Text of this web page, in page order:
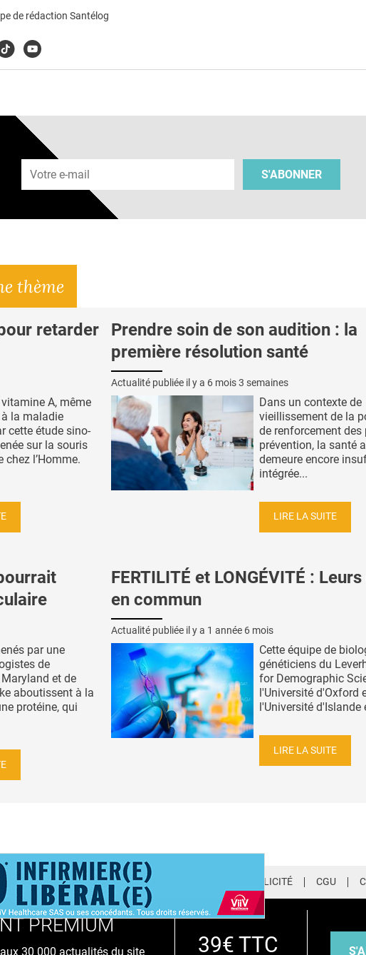
de rédaction Santélog
Youtube
Adresse e-mail
S'ABONNER
thème
retarder
A, même
à la maladie
cette étude sino-
sur la souris
chez l’Homme.
Prendre soin de son audition : la
première résolution santé
Actualité publiée il y a 6 mois 3 semaines
Dans un contexte de
vieillissement de la
de renforcement
prévention, la santé
demeure encore
intégrée...
LIRE LA SUITE
par une
de
Maryland et de
aboutissent à la
protéine, qui
FERTILITÉ et LONGÉVITÉ :
en commun
Actualité publiée il y a 1 année 6 mois
Cette équipe de
généticiens du
for Demographic
l'Université d'Oxford
l'Université d'Islande
LIRE LA SUITE
NEWSLETTER QUI SOMMES-NOUS ? PUBLICITÉ CGU
PREMIUM
30 000 actualités du site 39€ TTC